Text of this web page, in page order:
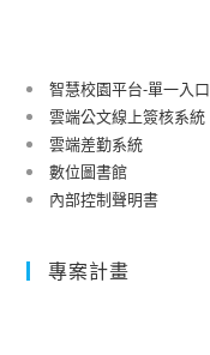
智慧校園平台-單一入口
雲端公文線上簽核系統
雲端差勤系統
數位圖書館
內部控制聲明書
專案計畫